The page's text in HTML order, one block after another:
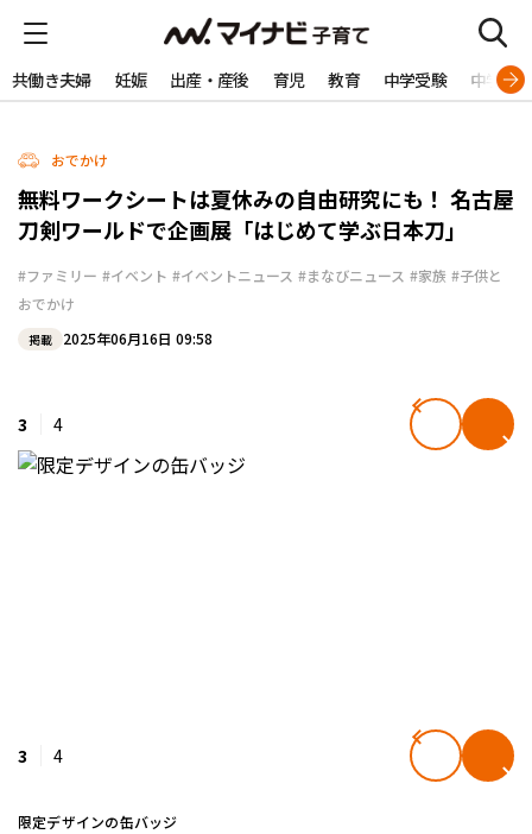
共働き夫婦 妊娠 出産・産後 育児 教育 中学受験 中学生
おでかけ
無料ワークシートは夏休みの自由研究にも！ 名古屋
刀剣ワールドで企画展「はじめて学ぶ日本刀」
#ファミリー #イベント #イベントニュース #まなびニュース #家族 #子供と
おでかけ
掲載 2025年06月16日 09:58
3 4
3 4
限定デザインの缶バッジ